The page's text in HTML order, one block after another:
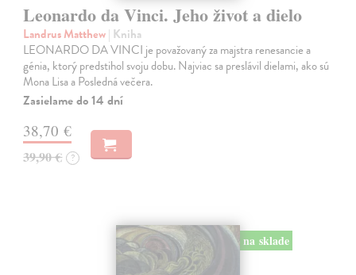
Leonardo da Vinci. Jeho život a dielo
Landrus Matthew| Kniha
LEONARDO DA VINCI je považovaný za majstra renesancie a
génia, ktorý predstihol svoju dobu. Najviac sa preslávil dielami, ako sú
Mona Lisa a Posledná večera.
Zasielame do 14 dní
38,70 €
39,90 € ?
na sklade